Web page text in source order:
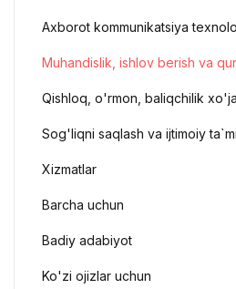
Axborot kommunikatsiya
Muhandislik, ishlov berish va
Qishloq, o'rmon, baliqchilik
Sog'liqni saqlash va ijtimoiy
Xizmatlar
Barcha uchun
Badiy adabiyot
Ko'zi ojizlar uchun